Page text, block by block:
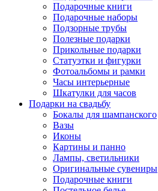
Подарочные книги
Подарочные наборы
Подзорные трубы
Полезные подарки
Прикольные подарки
Статуэтки и фигурки
Фотоальбомы и рамки
Часы интерьерные
Шкатулки для часов
Подарки на свадьбу
Бокалы для шампанского
Вазы
Иконы
Картины и панно
Лампы, светильники
Оригинальные сувениры
Подарочные книги